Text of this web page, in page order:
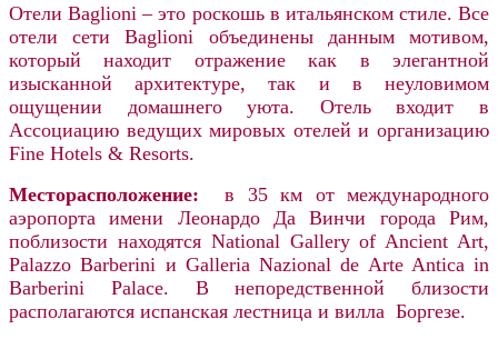
Отели Baglioni – это роскошь в итальянском стиле. Все
отели сети Baglioni объединены данным мотивом,
который находит отражение как в элегантной
изысканной архитектуре, так и в неуловимом
ощущении домашнего уюта. Отель входит в
Ассоциацию ведущих мировых отелей и организацию
Fine Hotels & Resorts.
Месторасположение: в 35 км от международного
аэропорта имени Леонардо Да Винчи города Рим,
поблизости находятся National Gallery of Ancient Art,
Palazzo Barberini и Galleria Nazional de Arte Antica in
Barberini Palace. В непоредственной близости
располагаются испанская лестница и вилла Боргезе.